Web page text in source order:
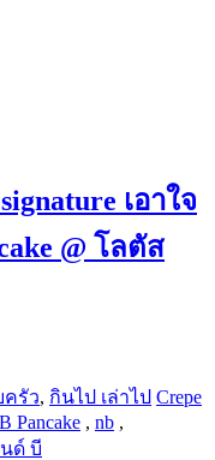
เอาใจ
@ โลตัส
ครัว, กินไป เล่าไป Crepe
Pancake , nb ,
ด์ บี